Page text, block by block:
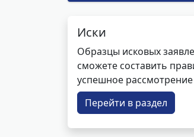
Иски
Образцы исковых
сможете составить
успешное рассмотрение
Перейти в раздел